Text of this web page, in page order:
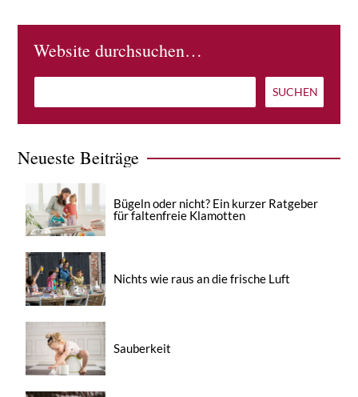
Website durchsuchen…
Neueste Beiträge
Bügeln oder nicht? Ein kurzer Ratgeber
für faltenfreie Klamotten
Nichts wie raus an die frische Luft
Sauberkeit